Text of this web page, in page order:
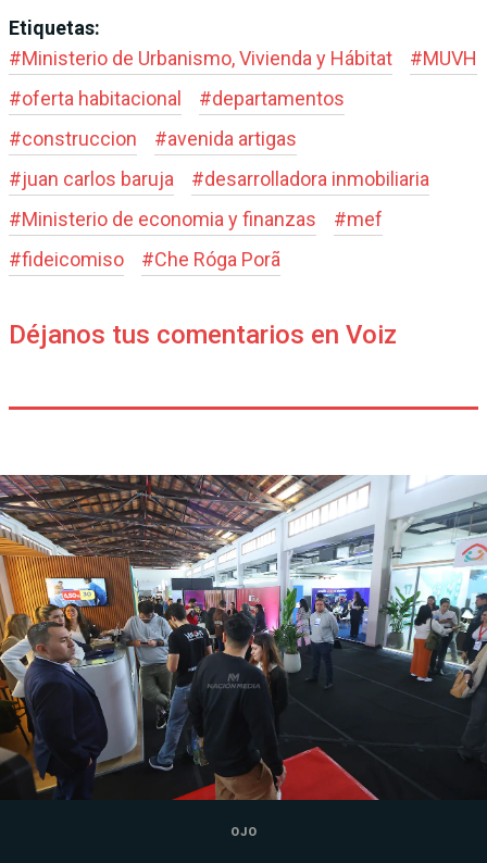
Etiquetas:
#Ministerio de Urbanismo, Vivienda y Hábitat #MUVH
#oferta habitacional #departamentos
#construccion #avenida artigas
#juan carlos baruja #desarrolladora inmobiliaria
#Ministerio de economia y finanzas #mef
#fideicomiso #Che Róga Porã
Déjanos tus comentarios en Voiz
OJO